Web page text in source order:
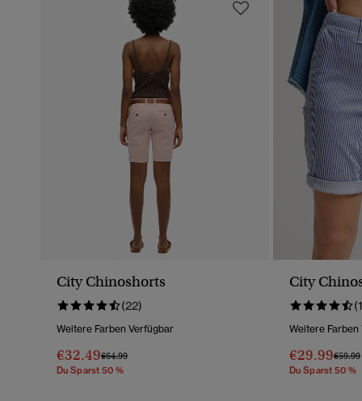
City Chinoshorts
(22)
Weitere Farben Verfügbar
€32.49Preis Wurde Reduziert Von
€64.99Bis
Du Sparst 50 %
City
Weitere Farben
€29.99Preis
€59.99
Du Sparst 50 %